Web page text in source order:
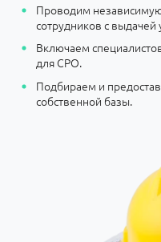
Проводим
сотрудников с выдачей
Включаем
для СРО.
Подбираем и
собственной базы.